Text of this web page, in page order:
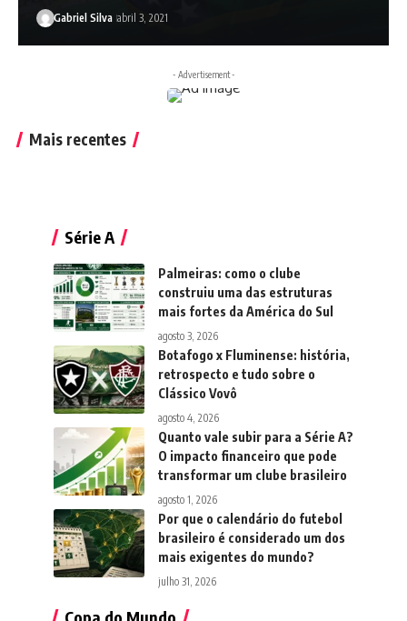
Gabriel Silva abril 3, 2021
- Advertisement -
Mais recentes
Série A
Palmeiras: como o clube
construiu uma das estruturas
mais fortes da América do Sul
agosto 3, 2026
Botafogo x Fluminense: história,
retrospecto e tudo sobre o
Clássico Vovô
agosto 4, 2026
Quanto vale subir para a Série A?
O impacto financeiro que pode
transformar um clube brasileiro
agosto 1, 2026
Por que o calendário do futebol
brasileiro é considerado um dos
mais exigentes do mundo?
julho 31, 2026
Copa do Mundo